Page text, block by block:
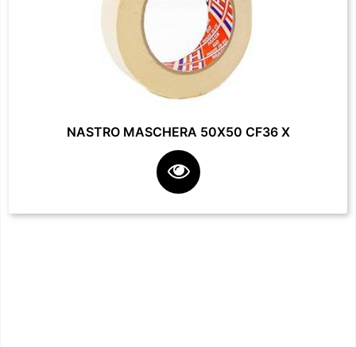
NASTRO MASCHERA 50X50 CF36 X